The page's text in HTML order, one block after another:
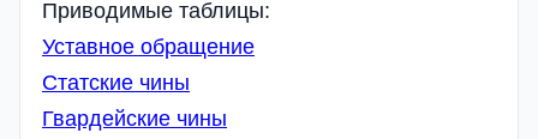
Приводимые таблицы:
Уставное обращение
Статские чины
Гвардейские чины